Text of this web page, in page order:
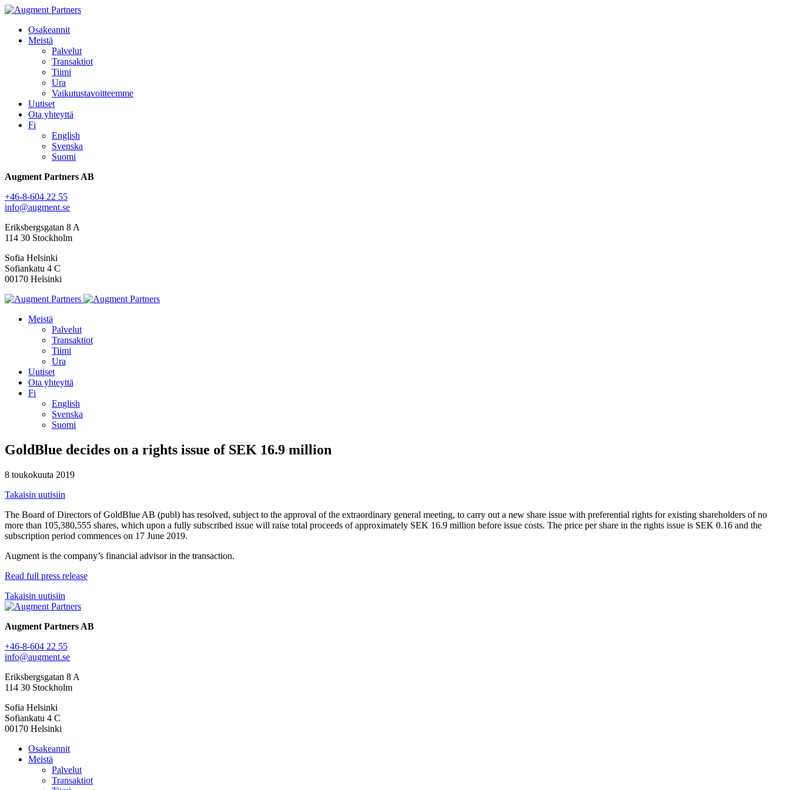
Osakeannit
Meistä
Palvelut
Transaktiot
Tiimi
Ura
Vaikutustavoitteemme
Uutiset
Ota yhteyttä
Fi
English
Svenska
Suomi
Augment Partners AB
+46-8-604 22 55
info@augment.se
Eriksbergsgatan 8 A
114 30 Stockholm
Sofia Helsinki
Sofiankatu 4 C
00170 Helsinki
Meistä
Palvelut
Transaktiot
Tiimi
Ura
Uutiset
Ota yhteyttä
Fi
English
Svenska
Suomi
GoldBlue decides on a rights issue of SEK 16.9 million
8 toukokuuta 2019
Takaisin uutisiin
The Board of Directors of GoldBlue AB (publ) has resolved, subject to the approval of the extraordinary general meeting, to carry out a new share issue with preferential rights for existing shareholders of no
more than 105,380,555 shares, which upon a fully subscribed issue will raise total proceeds of approximately SEK 16.9 million before issue costs. The price per share in the rights issue is SEK 0.16 and the
subscription period commences on 17 June 2019.
Augment is the company’s financial advisor in the transaction.
Read full press release
Takaisin uutisiin
Augment Partners AB
+46-8-604 22 55
info@augment.se
Eriksbergsgatan 8 A
114 30 Stockholm
Sofia Helsinki
Sofiankatu 4 C
00170 Helsinki
Osakeannit
Meistä
Palvelut
Transaktiot